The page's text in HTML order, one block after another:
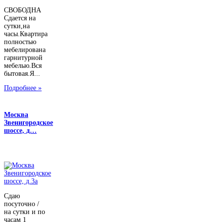
СВОБОДНА
Сдается на
сутки,на
часы.Квартира
полностью
мебелирована
гарнитурной
мебелью.Вся
бытовая.Я...
Подробнее »
Москва
Звенигородское
шоссе, д…
Сдаю
посуточно /
на сутки и по
часам 1